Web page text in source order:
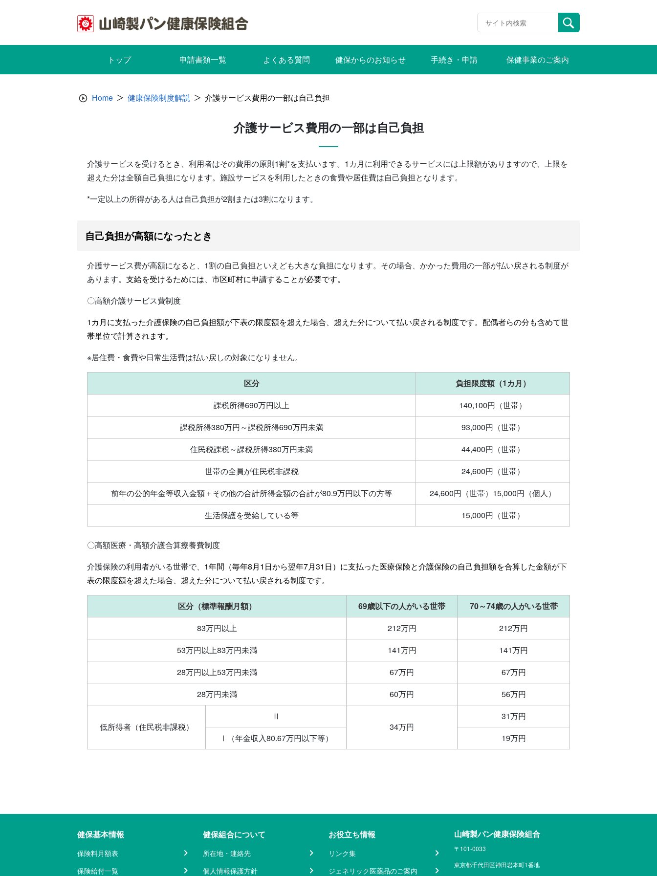
トップ 申請書類一覧 よくある質問 健保からのお知らせ 手続き・申請 保健事業のご案内
Home 健康保険制度解説 介護サービス費用の一部は自己負担
介護サービス費用の一部は自己負担
介護サービスを受けるとき、利用者はその費用の原則1割*を支払います。1カ月に利用できるサービスには上限額がありますので、上限を
超えた分は全額自己負担になります。施設サービスを利用したときの食費や居住費は自己負担となります。
*一定以上の所得がある人は自己負担が2割または3割になります。
自己負担が高額になったとき
介護サービス費が高額になると、1割の自己負担といえども大きな負担になります。その場合、かかった費用の一部が払い戻される制度が
あります。 支給を受けるためには、市区町村に申請することが必要です。
〇高額介護サービス費制度
1カ月に支払った介護保険の自己負担額が下表の限度額を超えた場合、超えた分について払い戻される制度です。配偶者らの分も含めて世
帯単位で計算されます。
※居住費・食費や日常生活費は払い戻しの対象になりません。
区分
負担限度額（1カ月）
課税所得690万円以上
140,100円（世帯）
課税所得380万円～課税所得690万円未満
93,000円（世帯）
住民税課税～課税所得380万円未満
44,400円（世帯）
世帯の全員が住民税非課税
24,600円（世帯）
前年の公的年金等収入金額＋その他の合計所得金額の合計が80.9万円以下の方等
24,600円（世帯）15,000円（個人）
生活保護を受給している等
15,000円（世帯）
〇高額医療・高額介護合算療養費制度
介護保険の利用者がいる世帯で、 1年間（毎年8月1日から翌年7月31日）に支払った医療保険と介護保険の自己負担額を合算した金額が下
表の限度額を超えた場合、超えた分について払い戻される制度です。
区分（標準報酬月額） 69歳以下の人がいる世帯
70～74歳の人がいる世帯
83万円以上
212万円
212万円
53万円以上83万円未満
141万円
141万円
28万円以上53万円未満
67万円
67万円
28万円未満
60万円 56万円
低所得者（住民税非課税）
Ⅱ
34万円
31万円
Ⅰ（年金収入80.67万円以下等）
19万円
健保基本情報
保険料月額表
保険給付一覧
健保組合について
所在地・連絡先
個人情報保護方針
お役立ち情報
リンク集
ジェネリック医薬品のご案内
山崎製パン健康保険組合
〒101-0033
東京都千代田区神田岩本町1番地